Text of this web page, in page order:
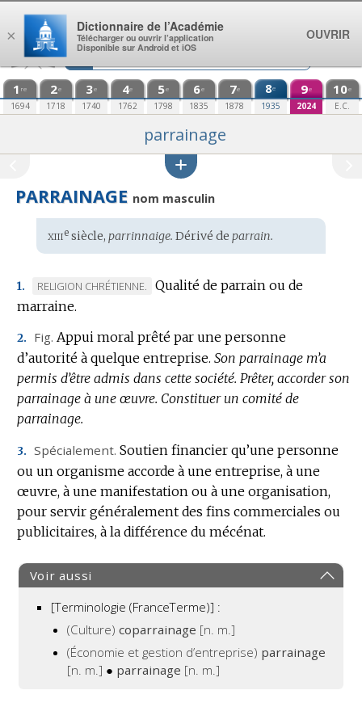
Aller au contenu
1 re
1694
2e
1718
3e
1740
4e
1762
5e
1798
6e
1835
7e
1878
8e
1935
9e
2024
10e
E.C.
parrainage
PARRAINAGE nom masculin
Étymologie
:
xiiiesiècle, parrinnaige. Dérivé de parrain.
1.
MARQUE
DE
RELIGION CHRÉTIENNE.
Qualité de parrain ou de
marraine.
2. Fig. Appui moral prêté par une personne
d’autorité à quelque entreprise. Son parrainage m’a
permis d’être admis dans cette société. Prêter, accorder son
parrainage à une œuvre. Constituer un comité de
parrainage.
3. Spécialement. Soutien financier qu’une personne
ou un organisme accorde à une entreprise, à une
œuvre, à une manifestation ou à une organisation,
pour servir généralement des fins commerciales ou
publicitaires, à la différence du mécénat.
Voir aussi
[Terminologie (FranceTerme)] :
(Culture)coparrainage [n. m.]
(Économie et gestion d’entreprise) parrainage
[n. m.] ● parrainage [n. m.]
×
Dictionnaire de l’Académie
Télécharger ou ouvrir l’application
Disponible sur Android et iOS
OUVRIR